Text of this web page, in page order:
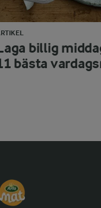
billig
bästa